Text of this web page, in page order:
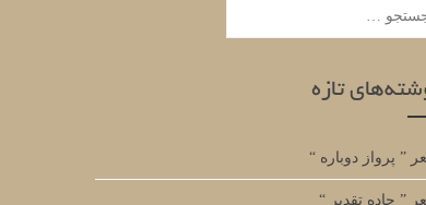
تازه
” پرواز دوباره “
” جاده تقدیر “